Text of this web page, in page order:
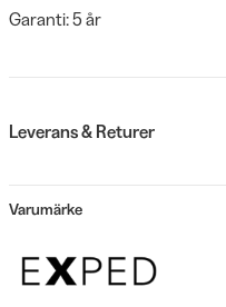
Garanti: 5 år
Leverans & Returer
Varumärke